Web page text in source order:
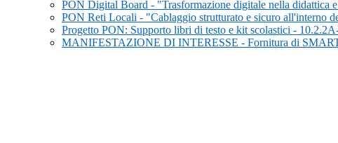
PON Digital Board - "Trasformazione digitale nella didattica
PON Reti Locali - "Cablaggio strutturato e sicuro all'interno
Progetto PON: Supporto libri di testo e kit scolastici -
MANIFESTAZIONE DI INTERESSE - Fornitura di